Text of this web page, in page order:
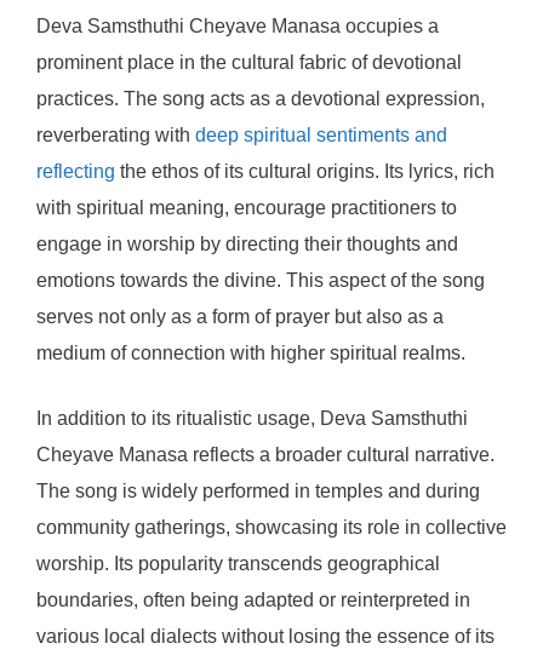
Deva Samsthuthi Cheyave Manasa occupies a
prominent place in the cultural fabric of devotional
practices. The song acts as a devotional expression,
reverberating with deep spiritual sentiments and
reflecting the ethos of its cultural origins. Its lyrics, rich
with spiritual meaning, encourage practitioners to
engage in worship by directing their thoughts and
emotions towards the divine. This aspect of the song
serves not only as a form of prayer but also as a
medium of connection with higher spiritual realms.
In addition to its ritualistic usage, Deva Samsthuthi
Cheyave Manasa reflects a broader cultural narrative.
The song is widely performed in temples and during
community gatherings, showcasing its role in collective
worship. Its popularity transcends geographical
boundaries, often being adapted or reinterpreted in
various local dialects without losing the essence of its